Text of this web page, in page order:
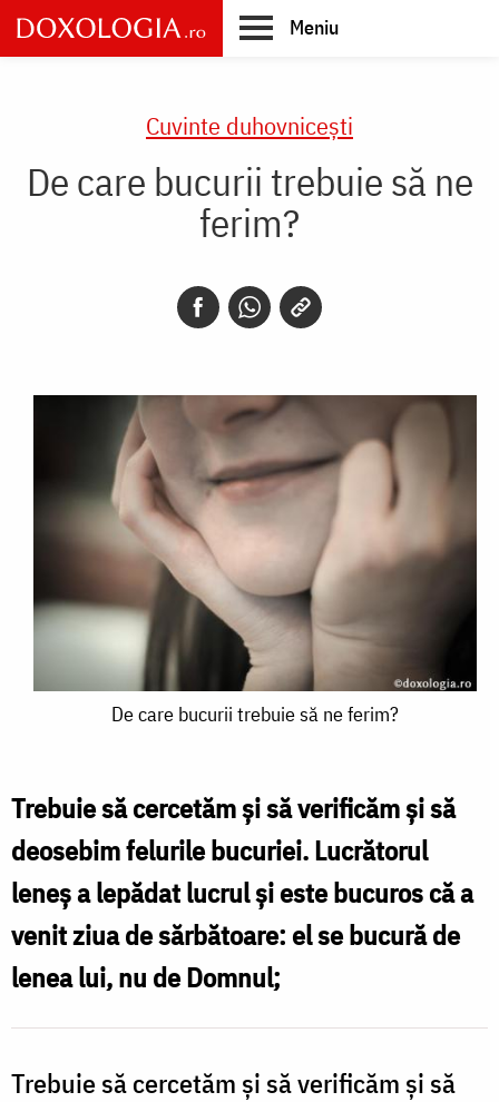
Skip
to
main
Meniu
Cuvinte duhovnicești
De care bucurii trebuie să ne
ferim?
trebuie
să
ne
ferim?
De care bucurii trebuie să ne ferim?
Trebuie să cercetăm şi să verificăm şi să
deosebim felurile bucuriei. Lucrătorul
leneş a lepădat lucrul şi este bucuros că a
venit ziua de sărbătoare: el se bucură de
lenea lui, nu de Domnul;
Trebuie să cercetăm şi să verificăm şi să